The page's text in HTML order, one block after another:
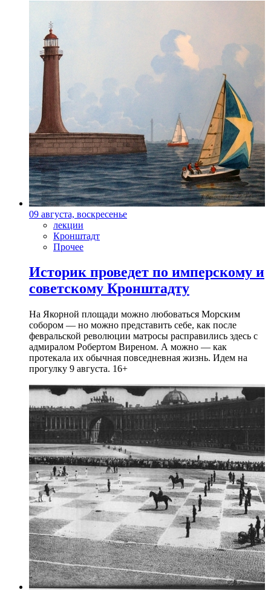
09 августа, воскресенье
лекции
Кронштадт
Прочее
Историк проведет по имперскому и
советскому Кронштадту
На Якорной площади можно любоваться Морским
собором — но можно представить себе, как после
февральской революции матросы расправились здесь с
адмиралом Робертом Виреном. А можно — как
протекала их обычная повседневная жизнь. Идем на
прогулку 9 августа. 16+